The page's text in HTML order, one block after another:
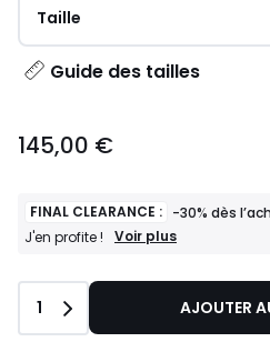
Taille
Guide des tailles
€.
145,00 €
FINAL CLEARANCE : -30% dès
J'en profite !
FINAL
Voir plus
Quantité
1 AJOUTER